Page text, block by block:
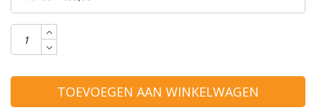
TOEVOEGEN AAN WINKELWAGEN